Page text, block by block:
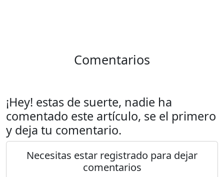
Comentarios
¡Hey! estas de suerte, nadie ha
comentado este artículo, se el primero
y deja tu comentario.
Necesitas estar registrado para dejar
comentarios